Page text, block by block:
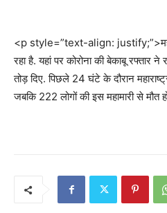
<p style=”text-align:
रहा है. यहां पर कोरोना की बेकाबू रफ्तार
तोड़ दिए. पिछले 24 घंटे के दौरान
जबकि 222 लोगों की इस महामारी से मौत